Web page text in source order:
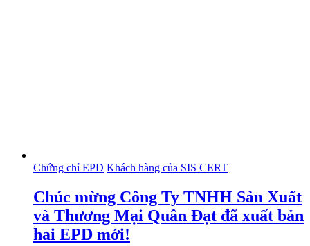
Chứng chỉ EPD Khách hàng của SIS CERT
Chúc mừng Công Ty TNHH Sản Xuất
và Thương Mại Quân Đạt đã xuất bản
hai EPD mới!